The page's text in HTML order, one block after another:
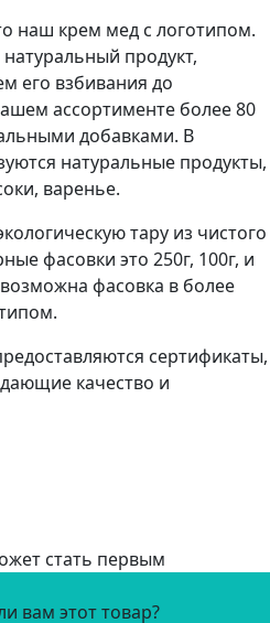
наш крем мед с логотипом.
продукт,
его взбивания до
ассортименте более 80
добавками. В
натуральные продукты,
варенье.
тару из чистого
фасовки это 250г, 100г, и
фасовка в более
сертификаты,
качество и
стать первым
вам этот товар?